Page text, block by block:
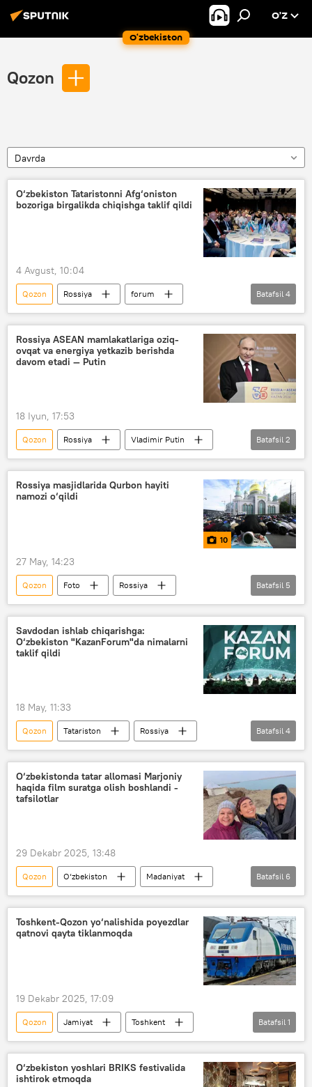
O‘zbekiston
O’Z
Qozon
Davrda
O‘zbekiston Tataristonni Afg‘oniston
bozoriga birgalikda chiqishga taklif qildi
4 Avgust, 10:04
Qozon Rossiya
forum
hamkorlik
savdo
investitsiya
Tatariston
Batafsil 4
Rossiya ASEAN mamlakatlariga oziq-
ovqat va energiya yetkazib berishda
davom etadi — Putin
18 Iyun, 17:53
Qozon Rossiya
Vladimir Putin
ASEAN
sammit
Batafsil 2
Rossiya masjidlarida Qurbon hayiti
namozi o‘qildi
10
27 May, 14:23
Qozon Foto
Rossiya
musulmonlar
Rossiya Federatsiyasi musulmonlari diniy boshqarmasi
jome’ masjid
Moskva Qrim
Batafsil 5
Savdodan ishlab chiqarishga:
O‘zbekiston "KazanForum"da nimalarni
taklif qildi
18 May, 11:33
Qozon Tatariston
Rossiya
forum
Iqtisod
Jamshid Xodjayev
Rustam Minnixanov
Batafsil 4
O‘zbekistonda tatar allomasi Marjoniy
haqida film suratga olish boshlandi -
tafsilotlar
29 Dekabr 2025, 13:48
Qozon O‘zbekiston
Madaniyat
kino
film
hamkorlik
Samarqand
Buxoro Tatariston
Batafsil 6
Toshkent-Qozon yo‘nalishida poyezdlar
qatnovi qayta tiklanmoqda
19 Dekabr 2025, 17:09
Qozon Jamiyat
Toshkent
poyezd qatnovi
Batafsil 1
O‘zbekiston yoshlari BRIKS festivalida
ishtirok etmoqda